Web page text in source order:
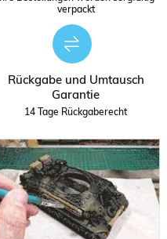
verpackt
Rückgabe und Umtausch
Garantie
14 Tage Rückgaberecht